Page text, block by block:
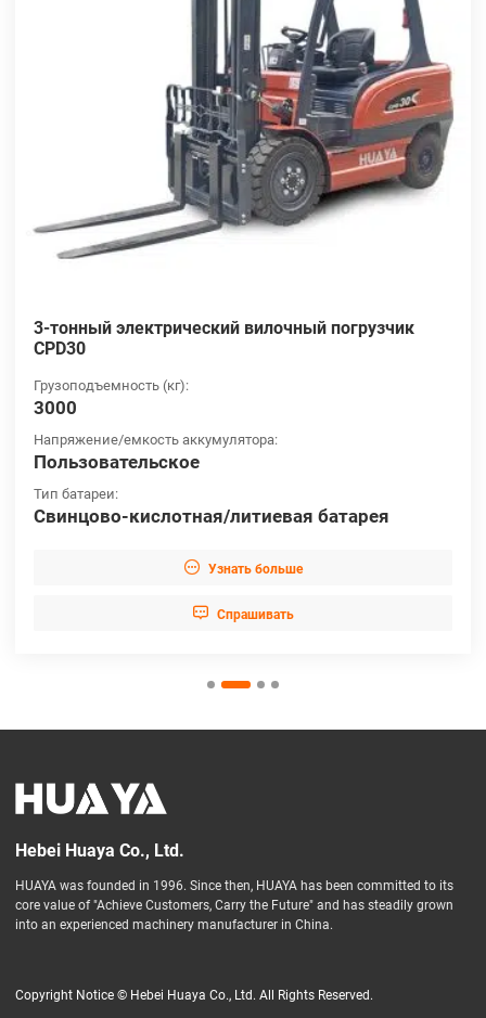
3-тонный электрический вилочный погрузчик
CPD30
Грузоподъемность (кг):
3000
Напряжение/емкость аккумулятора:
Пользовательское
Тип батареи:
Свинцово-кислотная/литиевая батарея
 Узнать больше
 Cпрашивать
Hebei Huaya Co., Ltd.
HUAYA was founded in 1996. Since then, HUAYA has been committed to its
core value of "Achieve Customers, Carry the Future" and has steadily grown
into an experienced machinery manufacturer in China.
Copyright Notice © Hebei Huaya Co., Ltd. All Rights Reserved.